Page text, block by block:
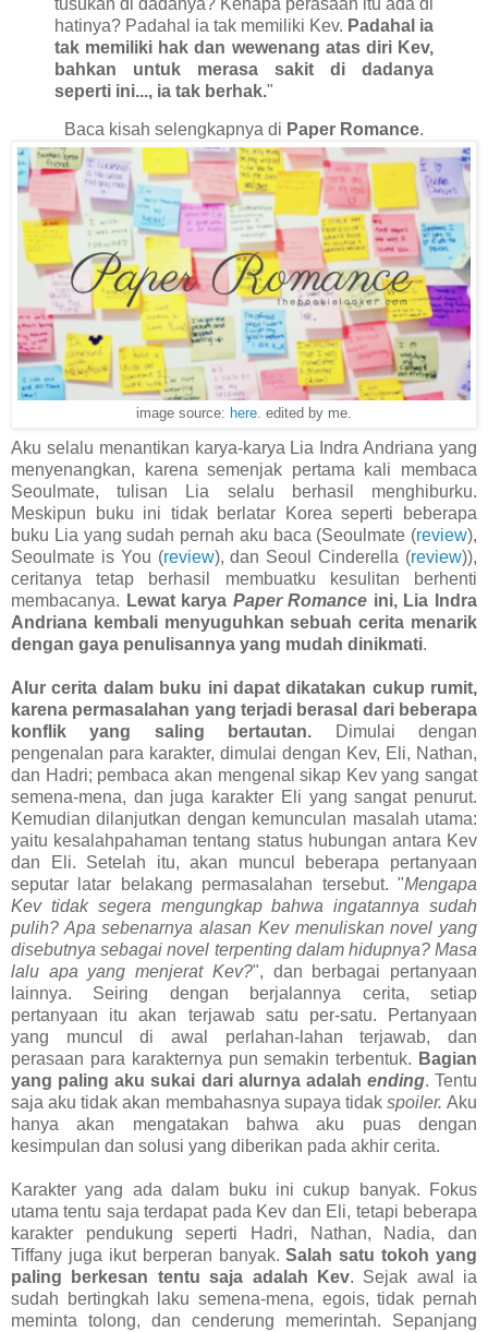
hatinya? Padahal ia tak memiliki Kev. Padahal ia
tak memiliki hak dan wewenang atas diri Kev,
bahkan untuk merasa sakit di dadanya
seperti ini..., ia tak berhak."
Baca kisah selengkapnya di Paper Romance.
image source: here. edited by me.
Aku selalu menantikan karya-karya Lia Indra Andriana yang
menyenangkan, karena semenjak pertama kali membaca
Seoulmate, tulisan Lia selalu berhasil menghiburku.
Meskipun buku ini tidak berlatar Korea seperti beberapa
buku Lia yang sudah pernah aku baca (Seoulmate (review),
Seoulmate is You (review), dan Seoul Cinderella (review)),
ceritanya tetap berhasil membuatku kesulitan berhenti
membacanya. Lewat karya Paper Romance ini, Lia Indra
Andriana kembali menyuguhkan sebuah cerita menarik
dengan gaya penulisannya yang mudah dinikmati.
Alur cerita dalam buku ini dapat dikatakan cukup rumit,
karena permasalahan yang terjadi berasal dari beberapa
konflik yang saling bertautan.
Dimulai dengan
pengenalan para karakter, dimulai dengan Kev, Eli, Nathan,
dan Hadri; pembaca akan mengenal sikap Kev yang sangat
semena-mena, dan juga karakter Eli yang sangat penurut.
Kemudian dilanjutkan dengan kemunculan masalah utama:
yaitu kesalahpahaman tentang status hubungan antara Kev
dan Eli. Setelah itu, akan muncul beberapa pertanyaan
seputar latar belakang permasalahan tersebut. "Mengapa
Kev tidak segera mengungkap bahwa ingatannya sudah
pulih? Apa sebenarnya alasan Kev menuliskan novel yang
disebutnya sebagai novel terpenting dalam hidupnya? Masa
lalu apa yang menjerat Kev?", dan berbagai pertanyaan
lainnya. Seiring dengan berjalannya cerita, setiap
pertanyaan itu akan terjawab satu per-satu. Pertanyaan
yang muncul di awal perlahan-lahan terjawab, dan
perasaan para karakternya pun semakin terbentuk. Bagian
yang paling aku sukai dari alurnya adalah ending. Tentu
saja aku tidak akan membahasnya supaya tidakspoiler. Aku
hanya akan mengatakan bahwa aku puas dengan
kesimpulan dan solusi yang diberikan pada akhir cerita.
Karakter yang ada dalam buku ini cukup banyak. Fokus
utama tentu saja terdapat pada Kev dan Eli, tetapi beberapa
karakter pendukung seperti Hadri, Nathan, Nadia, dan
Tiffany juga ikut berperan banyak.Salah satu tokoh yang
paling berkesan tentu saja adalah Kev. Sejak awal ia
sudah bertingkah laku semena-mena, egois, tidak pernah
meminta tolong, dan cenderung memerintah. Sepanjang